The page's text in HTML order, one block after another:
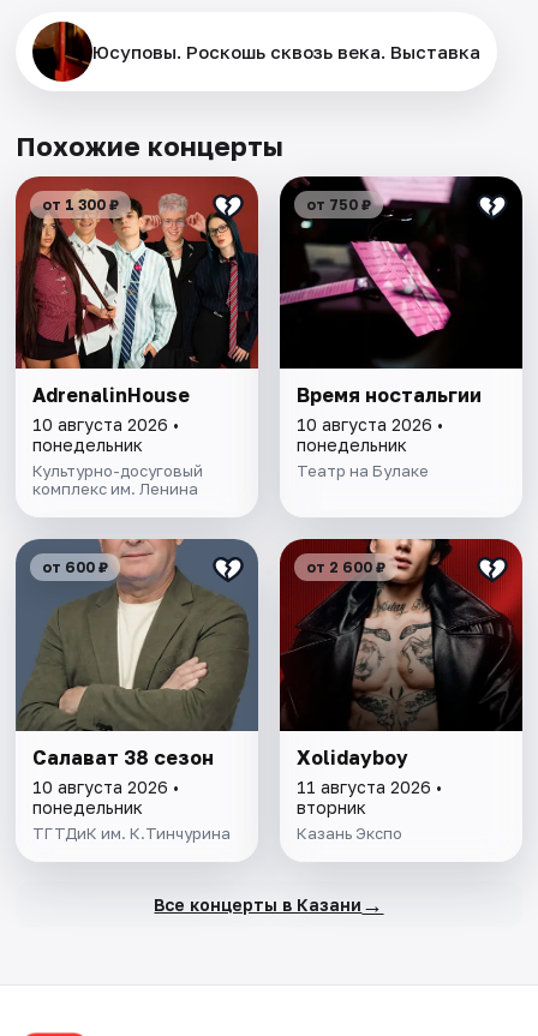
Юсуповы. Роскошь сквозь века. Выставка
Похожие концерты
от 1 300 ₽
AdrenalinHouse
10 августа 2026 •
понедельник
Культурно-досуговый
комплекс им. Ленина
от 750 ₽
Время ностальгии
10 августа 2026 •
понедельник
Театр на Булаке
от 600 ₽
Салават 38 сезон
10 августа 2026 •
понедельник
ТГТДиК им. К.Тинчурина
от 2 600 ₽
Xolidayboy
11 августа 2026 •
вторник
Казань Экспо
Все концерты в Казани →